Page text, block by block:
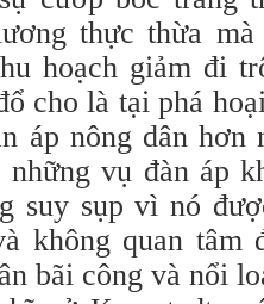
thực thừa
hoạch giảm đi
cho là tại phá
áp nông dân
những vụ đàn áp
suy sụp vì nó
không quan tâm
bãi công và nổi